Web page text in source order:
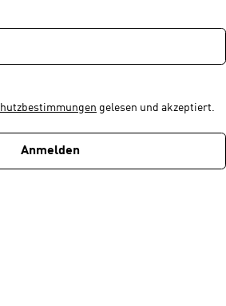
gelesen und akzeptiert.
Anmelden